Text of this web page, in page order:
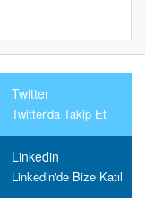
Twitter
Twitter'da Takip Et
Linkedin
Linkedin'de Bize Katıl